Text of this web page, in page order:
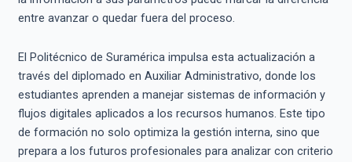
entre avanzar o quedar fuera del proceso.
El Politécnico de Suramérica impulsa esta actualización a
través del diplomado en Auxiliar Administrativo, donde los
estudiantes aprenden a manejar sistemas de información y
flujos digitales aplicados a los recursos humanos. Este tipo
de formación no solo optimiza la gestión interna, sino que
prepara a los futuros profesionales para analizar con criterio